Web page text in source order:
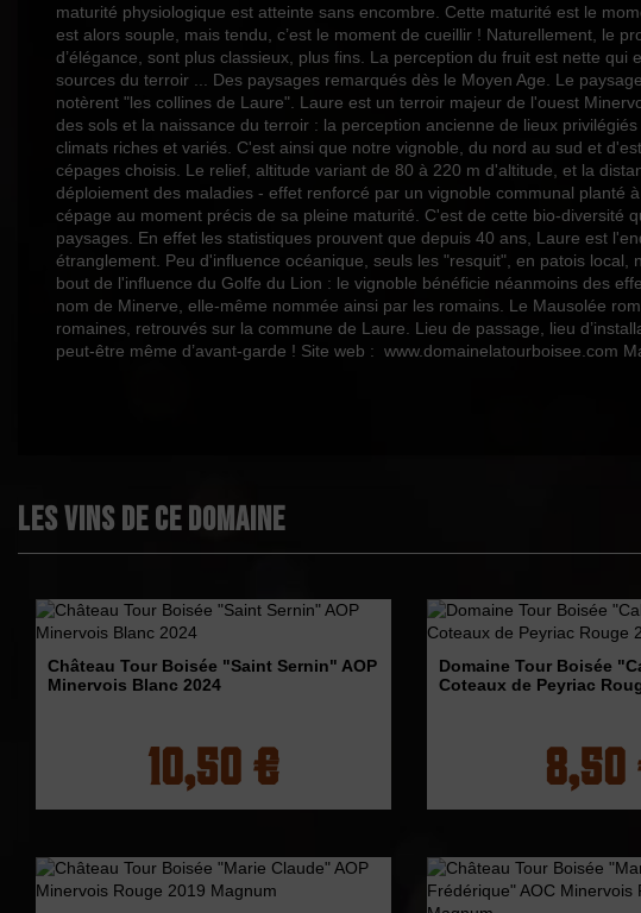
maturité physiologique est atteinte sans encombre. Cette maturité est le
est alors souple, mais tendu, c’est le moment de cueillir ! Naturellement, le
d’élégance, sont plus classieux, plus fins. La perception du fruit est nette
sources du terroir ... Des paysages remarqués dès le Moyen Age. Le
notèrent "les collines de Laure". Laure est un terroir majeur de l'ouest
des sols et la naissance du terroir : la perception ancienne de lieux
climats riches et variés. C'est ainsi que notre vignoble, du nord au sud et
cépages choisis. Le relief, altitude variant de 80 à 220 m d'altitude, et la
déploiement des maladies - effet renforcé par un vignoble communal
cépage au moment précis de sa pleine maturité. C'est de cette bio-diversité
paysages. En effet les statistiques prouvent que depuis 40 ans, Laure est
étranglement. Peu d'influence océanique, seuls les "resquit", en patois
bout de l'influence du Golfe du Lion : le vignoble bénéficie néanmoins des
nom de Minerve, elle-même nommée ainsi par les romains. Le Mausolée
romaines, retrouvés sur la commune de Laure. Lieu de passage, lieu
peut-être même d’avant-garde ! Site web : www.domainelatourboisee.com
Les vins de ce domaine
Château Tour Boisée "Saint Sernin" AOP
Minervois Blanc 2024
10,50 €
Domaine Tour Boisée
Coteaux de Peyriac
8,50